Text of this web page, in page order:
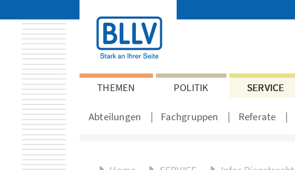
THEMEN POLITIK SERVICE
Abteilungen Fachgruppen Referate